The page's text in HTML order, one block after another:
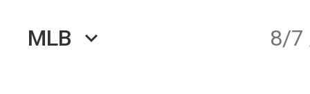
MLB keyboard_arrow_down 8/7